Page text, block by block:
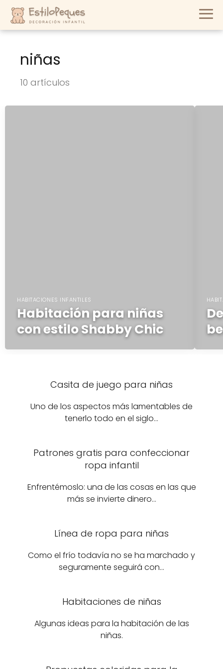
niñas
10 artículos
HABITACIONES INFANTILES
Habitación para niñas
con estilo Shabby Chic
Casita de juego para niñas
Uno de los aspectos más lamentables de
tenerlo todo en el siglo…
Patrones gratis para confeccionar
ropa infantil
Enfrentémoslo: una de las cosas en las que
más se invierte dinero…
Línea de ropa para niñas
Como el frío todavía no se ha marchado y
seguramente seguirá con…
Habitaciones de niñas
Algunas ideas para la habitación de las
niñas.